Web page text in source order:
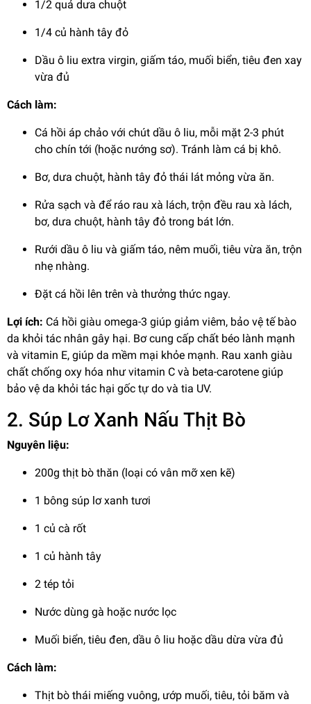
1/2 quả dưa chuột
1/4 củ hành tây đỏ
Dầu ô liu extra virgin, giấm táo, muối biển, tiêu đen xay
vừa đủ
Cách làm:
Cá hồi áp chảo với chút dầu ô liu, mỗi mặt 2-3 phút
cho chín tới (hoặc nướng sơ). Tránh làm cá bị khô.
Bơ, dưa chuột, hành tây đỏ thái lát mỏng vừa ăn.
Rửa sạch và để ráo rau xà lách, trộn đều rau xà lách,
bơ, dưa chuột, hành tây đỏ trong bát lớn.
Rưới dầu ô liu và giấm táo, nêm muối, tiêu vừa ăn, trộn
nhẹ nhàng.
Đặt cá hồi lên trên và thưởng thức ngay.
Lợi ích: Cá hồi giàu omega-3 giúp giảm viêm, bảo vệ tế bào
da khỏi tác nhân gây hại. Bơ cung cấp chất béo lành mạnh
và vitamin E, giúp da mềm mại khỏe mạnh. Rau xanh giàu
chất chống oxy hóa như vitamin C và beta-carotene giúp
bảo vệ da khỏi tác hại gốc tự do và tia UV.
2. Súp Lơ Xanh Nấu Thịt Bò
Nguyên liệu:
200g thịt bò thăn (loại có vân mỡ xen kẽ)
1 bông súp lơ xanh tươi
1 củ cà rốt
1 củ hành tây
2 tép tỏi
Nước dùng gà hoặc nước lọc
Muối biển, tiêu đen, dầu ô liu hoặc dầu dừa vừa đủ
Cách làm:
Thịt bò thái miếng vuông, ướp muối, tiêu, tỏi băm và